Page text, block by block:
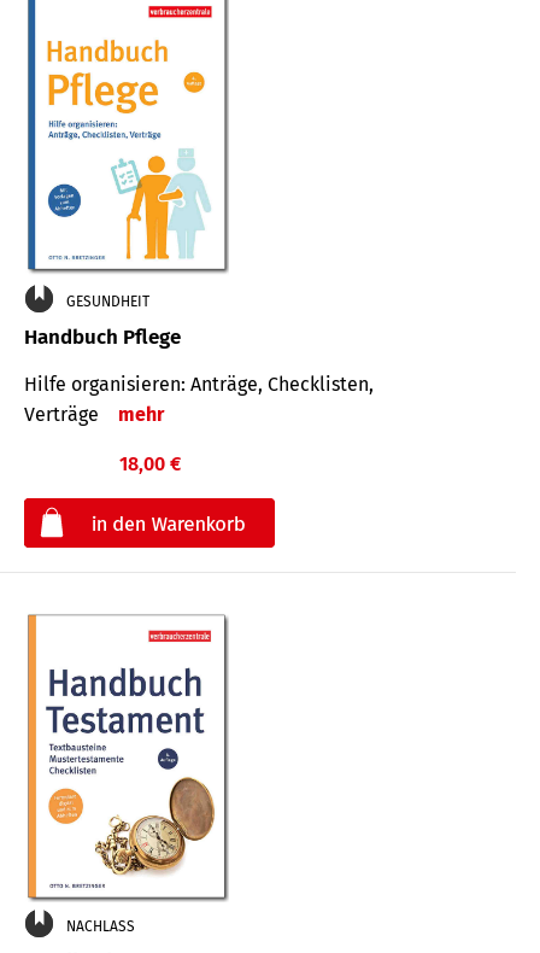
GESUNDHEIT
Handbuch Pflege
Hilfe organisieren: Anträge, Checklisten,
Verträge
mehr
18,00 €
NACHLASS